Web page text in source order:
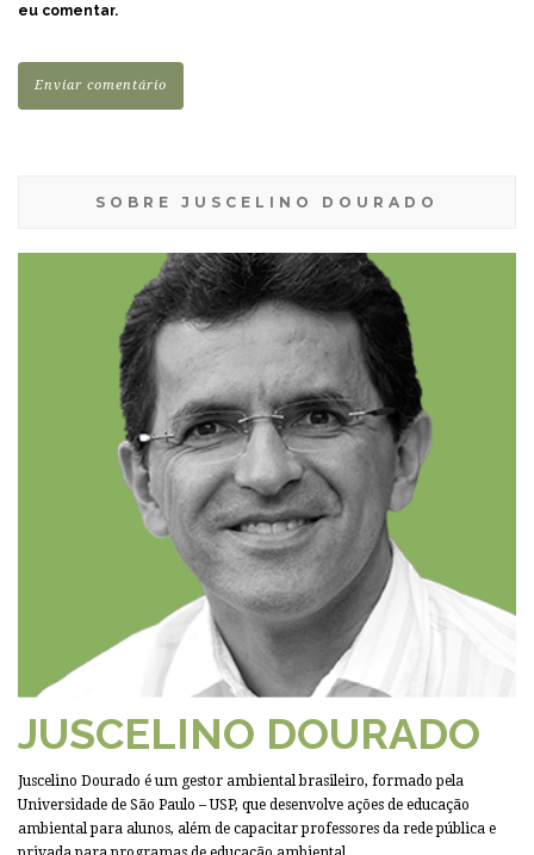
eu comentar.
SOBRE JUSCELINO DOURADO
JUSCELINO DOURADO
Juscelino Dourado é um gestor ambiental brasileiro, formado pela
Universidade de São Paulo – USP, que desenvolve ações de educação
ambiental para alunos, além de capacitar professores da rede pública e